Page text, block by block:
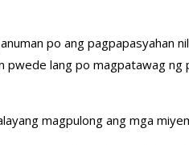
po ang pagpapasyahan
lang po magpatawag
magpulong ang mga